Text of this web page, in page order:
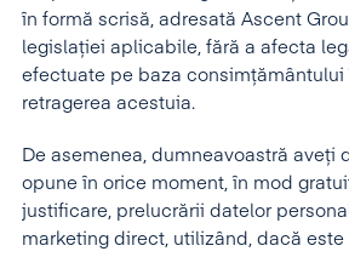
în formă scrisă, adresată Ascent
legislației aplicabile, fără a afecta
efectuate pe baza consimțământului
retragerea acestuia.
De asemenea, dumneavoastră aveți
opune în orice moment, în mod
justificare, prelucrării datelor
marketing direct, utilizând, dacă